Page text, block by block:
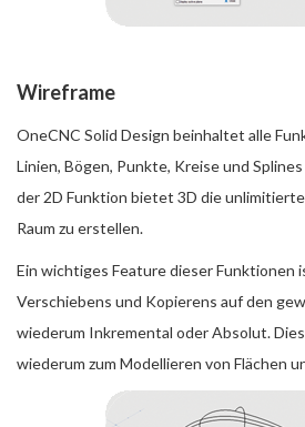
Wireframe
OneCNC Solid Design beinhaltet alle
Linien, Bögen, Punkte, Kreise und
der 2D Funktion bietet 3D die
Raum zu erstellen.
Ein wichtiges Feature dieser Funktionen
Verschiebens und Kopierens auf den
wiederum Inkremental oder Absolut.
wiederum zum Modellieren von Flächen